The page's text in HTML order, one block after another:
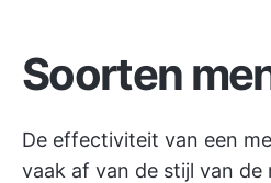
Soorten
De effectiviteit van een
vaak af van de stijl van